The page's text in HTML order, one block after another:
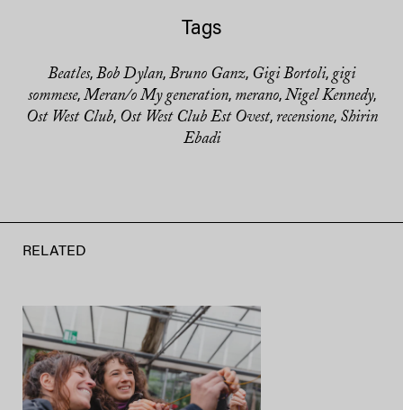
Tags
Beatles, Bob Dylan, Bruno Ganz, Gigi Bortoli, gigi
sommese, Meran/o My generation, merano,Nigel Kennedy,
Ost West Club, Ost West Club Est Ovest, recensione, Shirin
Ebadi
RELATED